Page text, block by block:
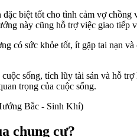
biệt tốt cho tình cảm vợ chồng
này cũng hỗ trợ việc giao tiếp
có sức khỏe tốt, ít gặp tai nạn
sống, tích lũy tài sản và hỗ
trọng của cuộc sống.
Bắc - Sinh Khí)
chung cư?